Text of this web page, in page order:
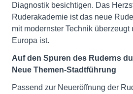
Diagnostik besichtigen. Das
Ruderakademie ist das neue
mit modernster Technik überzeugt
Europa ist.
Auf den Spuren des Ruderns
Neue Themen-Stadtführung
Passend zur Neueröffnung der